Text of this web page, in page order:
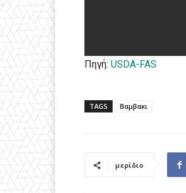
Πηγή: USDA-FAS
TAGS Βαμβακι
μερίδιο